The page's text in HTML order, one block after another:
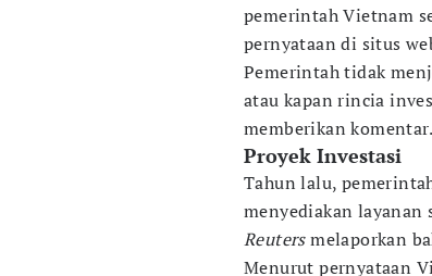
pemerintah Vietnam
pernyataan di situs
Pemerintah tidak
atau kapan rincia
memberikan komentar.
Proyek Investasi
Tahun lalu,
menyediakan
Reutersmelaporkan
Menurut pernyataan